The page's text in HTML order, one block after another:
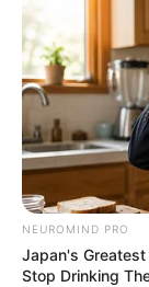
NEUROMIND PRO
Japan's
Stop Drinking